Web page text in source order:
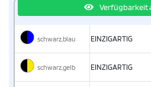
Verfügbarkeit
schwarz,blau EINZIGARTIG
schwarz,gelb EINZIGARTIG